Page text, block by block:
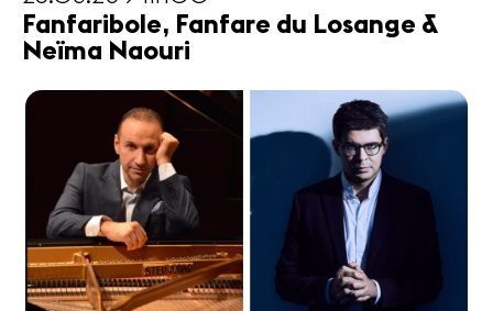
Fanfaribole, Fanfare du Losange &
Neïma Naouri